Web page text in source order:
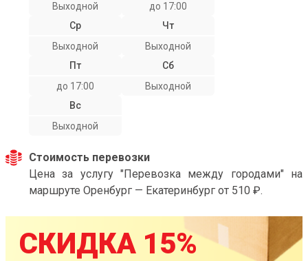
Выходной
до 17:00
Ср
Выходной
Чт
Выходной
Пт
до 17:00
Сб
Выходной
Вс
Выходной
Стоимость перевозки
Цена за услугу "Перевозка между городами" на
маршруте Оренбург — Екатеринбург от 510 ₽.
СКИДКА 15%